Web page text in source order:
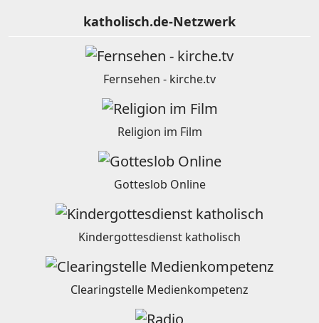
katholisch.de-Netzwerk
Fernsehen - kirche.tv
Religion im Film
Gotteslob Online
Kindergottesdienst katholisch
Clearingstelle Medienkompetenz